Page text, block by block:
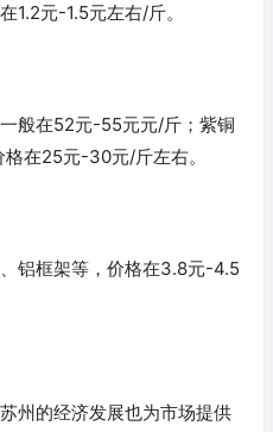
1.2元-1.5元左右/斤。
般在52元-55元元/斤；紫铜
在25元-30元/斤左右。
铝框架等，价格在3.8元-4.5
州的经济发展也为市场提供